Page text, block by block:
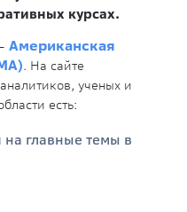
курсах.
Американская
. На сайте
ученых и
есть:
главные темы в